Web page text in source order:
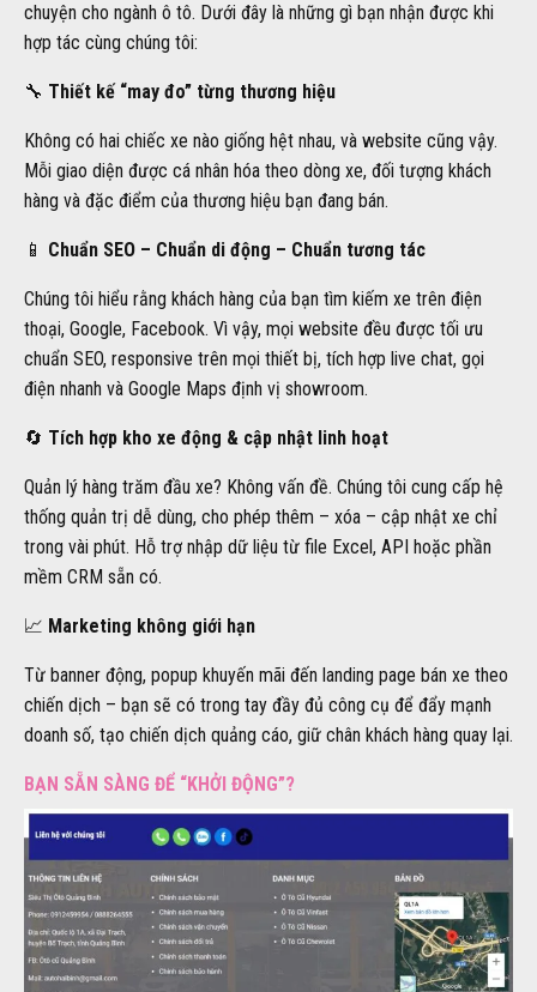
chuyện cho ngành ô tô. Dưới đây là những gì bạn nhận được khi
hợp tác cùng chúng tôi:
🔧 Thiết kế “may đo” từng thương hiệu
Không có hai chiếc xe nào giống hệt nhau, và website cũng vậy.
Mỗi giao diện được cá nhân hóa theo dòng xe, đối tượng khách
hàng và đặc điểm của thương hiệu bạn đang bán.
📱 Chuẩn SEO – Chuẩn di động – Chuẩn tương tác
Chúng tôi hiểu rằng khách hàng của bạn tìm kiếm xe trên điện
thoại, Google, Facebook. Vì vậy, mọi website đều được tối ưu
chuẩn SEO, responsive trên mọi thiết bị, tích hợp live chat, gọi
điện nhanh và Google Maps định vị showroom.
🔄 Tích hợp kho xe động & cập nhật linh hoạt
Quản lý hàng trăm đầu xe? Không vấn đề. Chúng tôi cung cấp hệ
thống quản trị dễ dùng, cho phép thêm – xóa – cập nhật xe chỉ
trong vài phút. Hỗ trợ nhập dữ liệu từ file Excel, API hoặc phần
mềm CRM sẵn có.
📈 Marketing không giới hạn
Từ banner động, popup khuyến mãi đến landing page bán xe theo
chiến dịch – bạn sẽ có trong tay đầy đủ công cụ để đẩy mạnh
doanh số, tạo chiến dịch quảng cáo, giữ chân khách hàng quay lại.
BẠN SẴN SÀNG ĐỂ “KHỞI ĐỘNG”?